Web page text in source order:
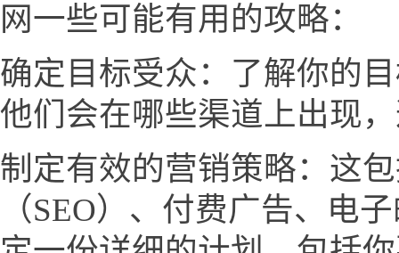
网一些可能有用的攻略：
确定目标受众：了解你的
他们会在哪些渠道上出现
制定有效的营销策略：这
（SEO）、付费广告、电